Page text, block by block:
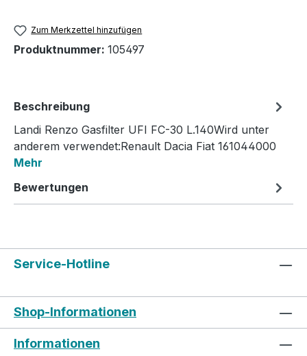
Zum Merkzettel hinzufügen
Produktnummer: 105497
Beschreibung
Landi Renzo Gasfilter UFI FC-30 L.140Wird unter
anderem verwendet:Renault Dacia Fiat 161044000
Mehr
Bewertungen
Service-Hotline
Shop-Informationen
Informationen